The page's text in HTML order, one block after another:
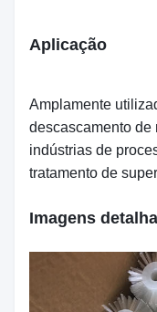
Aplicação
Amplamente
descascamento de
indústrias de
tratamento de
Imagens